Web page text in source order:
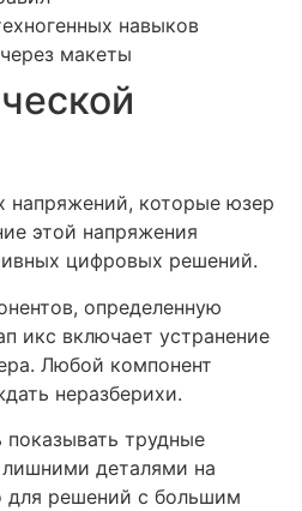
навыков
макеты
напряжений, которые юзер
этой напряжения
цифровых решений.
определенную
икс включает устранение
Любой компонент
неразберихи.
трудные
деталями на
для решений с большим